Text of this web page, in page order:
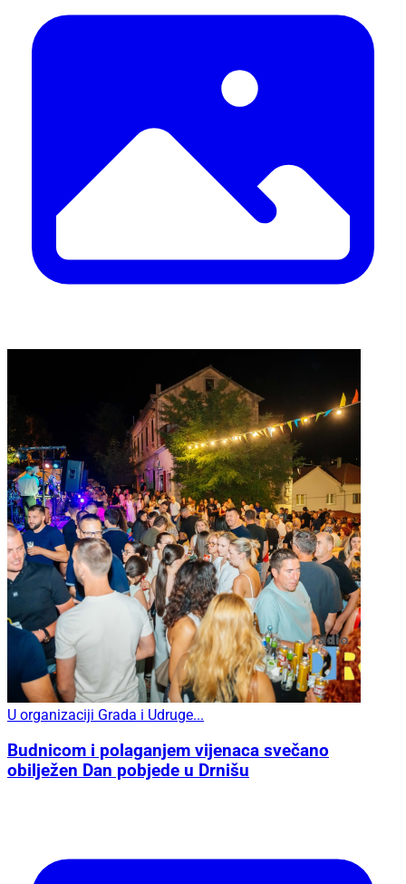
U organizaciji Grada i Udruge...
Budnicom i polaganjem vijenaca svečano
obilježen Dan pobjede u Drnišu